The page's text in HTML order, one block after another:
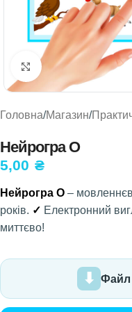
Натисніть, щоб
Головна/Магазин/
Нейрогра О
5,00 ₴
Нейрогра О –
років. ✓ Електронний
миттєво!
Файл